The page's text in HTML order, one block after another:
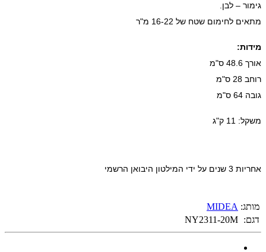
גימור – לבן.
מתאים לחימום שטח של 16-22 מ"ר
מידות:
אורך 48.6 ס"מ
רוחב 28 ס"מ
גובה 64 ס"מ
משקל: 11 ק"ג
אחריות 3 שנים על ידי המילטון היבואן הרשמי
מותג: MIDEA
דגם: NY2311-20M